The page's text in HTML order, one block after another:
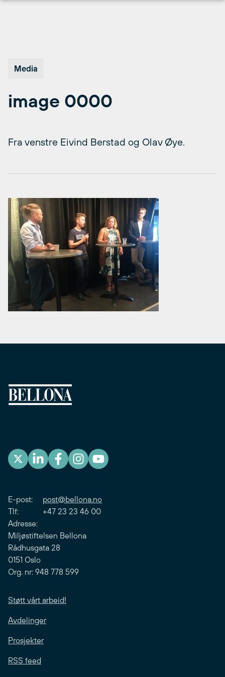
Media
image 0000
Fra venstre Eivind Berstad og Olav Øye.
E-post: post@bellona.no
Tlf: +47 23 23 46 00
Adresse:
Miljøstiftelsen Bellona
Rådhusgata 28
0151 Oslo
Org. nr: 948 778 599
Støtt vårt arbeid!
Avdelinger
Prosjekter
RSS feed